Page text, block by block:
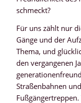
schmeckt?
Für uns zählt nur
Gänge und der
Thema, und
den vergangenen
Straßenbahnen